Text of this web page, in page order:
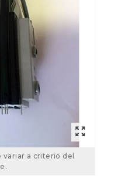
a criterio del